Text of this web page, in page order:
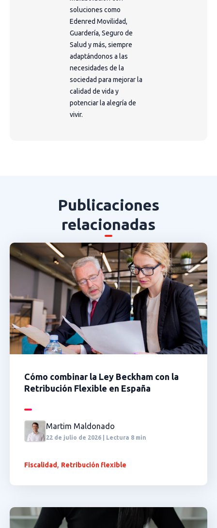
soluciones como
Edenred Movilidad,
Guardería, Seguro de
Salud y más, siempre
adaptándonos a las
necesidades de la
sociedad para mejorar la
calidad de vida y
potenciar la alegría de
vivir.
Publicaciones
relacionadas
Cómo combinar la Ley Beckham con la
Retribución Flexible en España
Martim Maldonado
22 de julio de 2026 | Lectura 8 min
Fiscalidad , Retribución flexible